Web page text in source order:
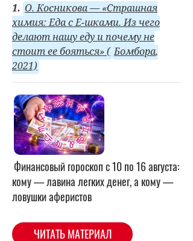
1. О. Косникова — «Страшная
химия: Еда с Е-шками. Из чего
делают нашу еду и почему не
стоит ее бояться» ( Бомбора,
2021)